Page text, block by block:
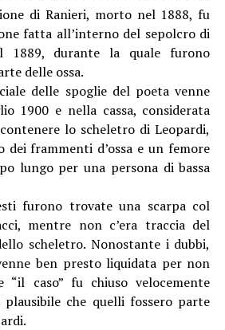
di Ranieri, morto nel 1888, fu
fatta all’interno del sepolcro di
1889, durante la quale furono
delle ossa.
delle spoglie del poeta venne
1900 e nella cassa, considerata
lo scheletro di Leopardi,
frammenti d’ossa e un femore
lungo per una persona di bassa
furono trovate una scarpa col
mentre non c’era traccia del
scheletro. Nonostante i dubbi,
ben presto liquidata per non
“il caso” fu chiuso velocemente
plausibile che quelli fossero parte